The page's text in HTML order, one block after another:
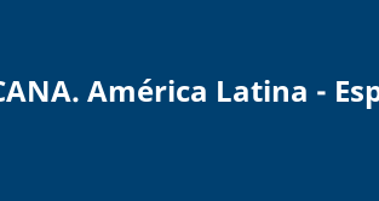
América Latina -